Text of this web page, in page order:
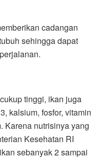
cadangan
sehingga dapat
tinggi, ikan juga
kalsium, fosfor, vitamin
Karena nutrisinya yang
Kesehatan RI
sebanyak 2 sampai